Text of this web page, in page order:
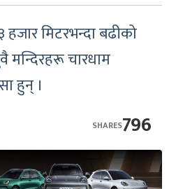
मिटरभन्दा बढीको
मन्दिरहरू चारधाम
हुन् ।
796
SHARES